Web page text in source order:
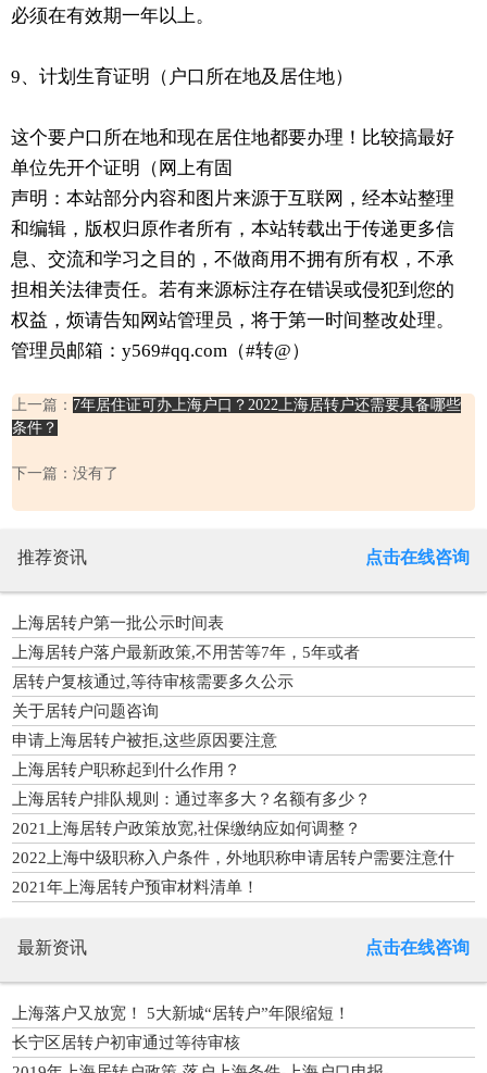
必须在有效期一年以上。
9、计划生育证明（户口所在地及居住地）
这个要户口所在地和现在居住地都要办理！比较搞最好
单位先开个证明（网上有固
声明：本站部分内容和图片来源于互联网，经本站整理
和编辑，版权归原作者所有，本站转载出于传递更多信
息、交流和学习之目的，不做商用不拥有所有权，不承
担相关法律责任。若有来源标注存在错误或侵犯到您的
权益，烦请告知网站管理员，将于第一时间整改处理。
管理员邮箱：y569#qq.com（#转@）
上一篇： 7年居住证可办上海户口？2022上海居转户还需要具备哪些
条件？
下一篇：没有了
推荐资讯 点击在线咨询
上海居转户第一批公示时间表
上海居转户落户最新政策,不用苦等7年，5年或者
居转户复核通过,等待审核需要多久公示
关于居转户问题咨询
申请上海居转户被拒,这些原因要注意
上海居转户职称起到什么作用？
上海居转户排队规则：通过率多大？名额有多少？
2021上海居转户政策放宽,社保缴纳应如何调整？
2022上海中级职称入户条件，外地职称申请居转户需要注意什
么？
2021年上海居转户预审材料清单！
最新资讯 点击在线咨询
上海落户又放宽！ 5大新城“居转户”年限缩短！
长宁区居转户初审通过等待审核